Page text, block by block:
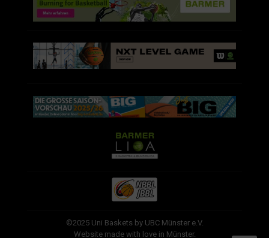
©2025 Uni Baskets by UBC Münster e.V.
Website made with love in Münster.